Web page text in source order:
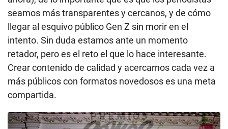
seamos más transparentes y cercanos, y de cómo
llegar al esquivo público Gen Z sin morir en el
intento. Sin duda estamos ante un momento
retador, pero es el reto el que lo hace interesante.
Crear contenido de calidad y acercarnos cada vez a
más públicos con formatos novedosos es una meta
compartida.